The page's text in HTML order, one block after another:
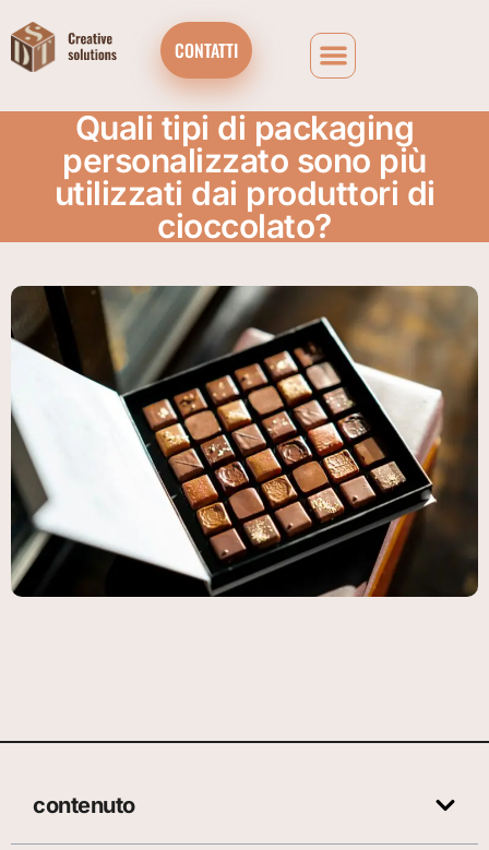
CONTATTI
Quali tipi di packaging
personalizzato sono più
utilizzati dai produttori di
cioccolato?
contenuto